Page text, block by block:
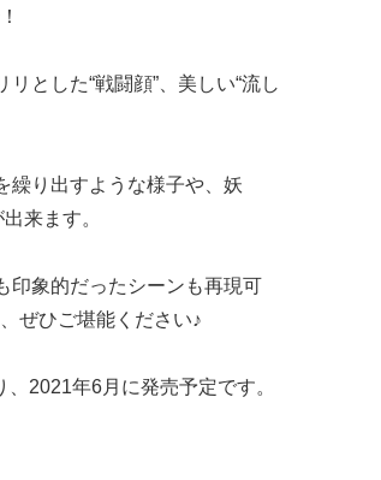
とした“戦闘顔”、美しい“流し
繰り出すような様子や、妖
来ます。
印象的だったシーンも再現可
ぜひご堪能ください♪
2021年6月に発売予定です。